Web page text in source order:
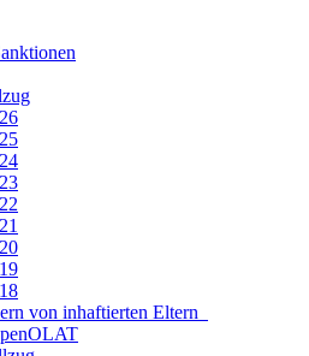
von inhaftierten Eltern